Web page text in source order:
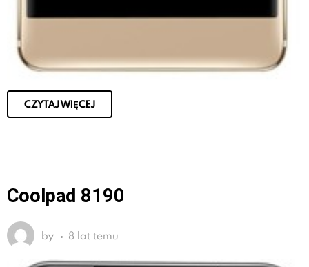
CZYTAJ WIĘCEJ
Coolpad 8190
by 8 lat temu